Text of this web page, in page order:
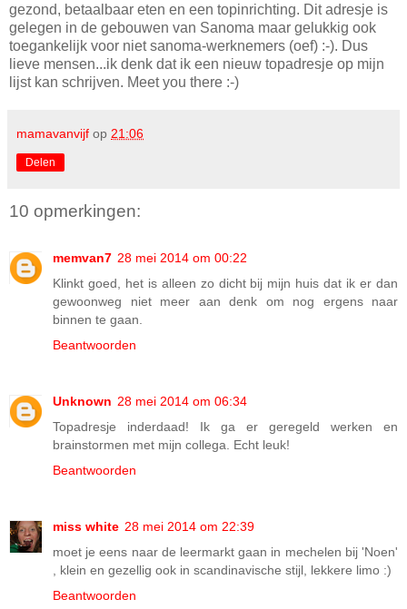
gezond, betaalbaar eten en een topinrichting. Dit adresje is
gelegen in de gebouwen van Sanoma maar gelukkig ook
toegankelijk voor niet sanoma-werknemers (oef) :-). Dus
lieve mensen...ik denk dat ik een nieuw topadresje op mijn
lijst kan schrijven. Meet you there :-)
mamavanvijf op 21:06
Delen
10 opmerkingen:
memvan7 28 mei 2014 om 00:22
Klinkt goed, het is alleen zo dicht bij mijn huis dat ik er dan
gewoonweg niet meer aan denk om nog ergens naar
binnen te gaan.
Beantwoorden
Unknown 28 mei 2014 om 06:34
Topadresje inderdaad! Ik ga er geregeld werken en
brainstormen met mijn collega. Echt leuk!
Beantwoorden
miss white 28 mei 2014 om 22:39
moet je eens naar de leermarkt gaan in mechelen bij 'Noen'
, klein en gezellig ook in scandinavische stijl, lekkere limo :)
Beantwoorden